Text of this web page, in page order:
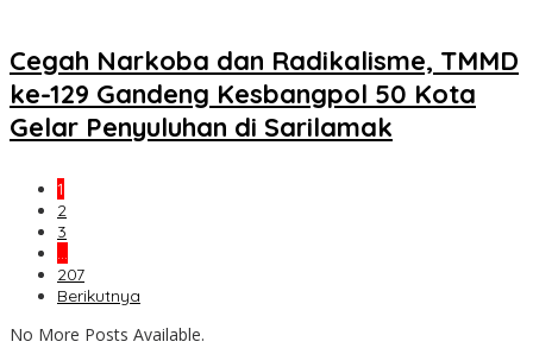
Cegah Narkoba dan Radikalisme, TMMD
ke-129 Gandeng Kesbangpol 50 Kota
Gelar Penyuluhan di Sarilamak
1
2
3
…
207
Berikutnya
No More Posts Available.